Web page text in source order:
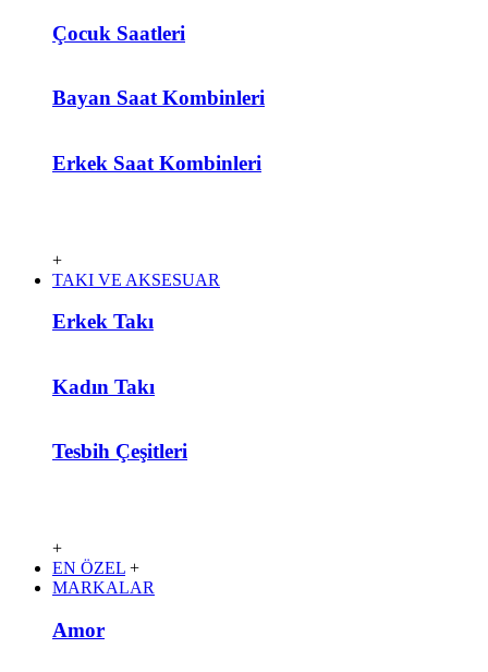
Çocuk Saatleri
Bayan Saat Kombinleri
Erkek Saat Kombinleri
+
TAKI VE AKSESUAR
Erkek Takı
Kadın Takı
Tesbih Çeşitleri
+
EN ÖZEL +
MARKALAR
Amor